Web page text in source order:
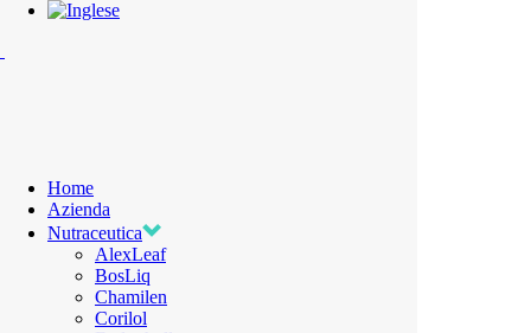
Home
Azienda
Nutraceutica
AlexLeaf
BosLiq
Chamilen
Corilol